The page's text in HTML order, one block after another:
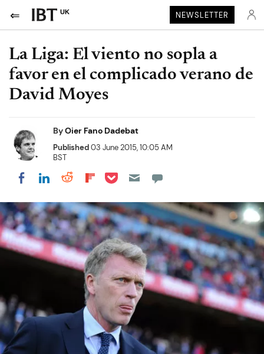
UK NEWSLETTER
La Liga: El viento no sopla a
favor en el complicado verano de
David Moyes
ByOier Fano Dadebat
Published03 June 2015, 10:05 AM
BST
Share on Facebook
Share on LinkedIn
Share on Reddit
Share on Flipboard
Share on Pocket